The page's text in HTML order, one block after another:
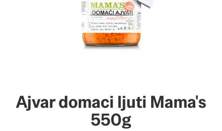
Ajvar domaci ljuti Mama's
550g